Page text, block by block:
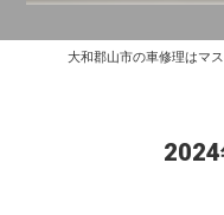
大和郡山市の車修理はマ